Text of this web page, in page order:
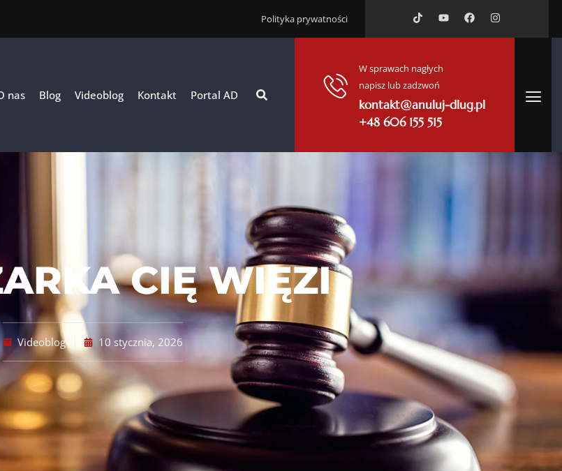
Polityka prywatności
nas Blog Videoblog Kontakt Portal AD
W sprawach nagłych
napisz lub zadzwoń
kontakt@anuluj-dlug.pl
+48 606 155 515
CIĘ WIĘZI
Videoblog 10 stycznia, 2026